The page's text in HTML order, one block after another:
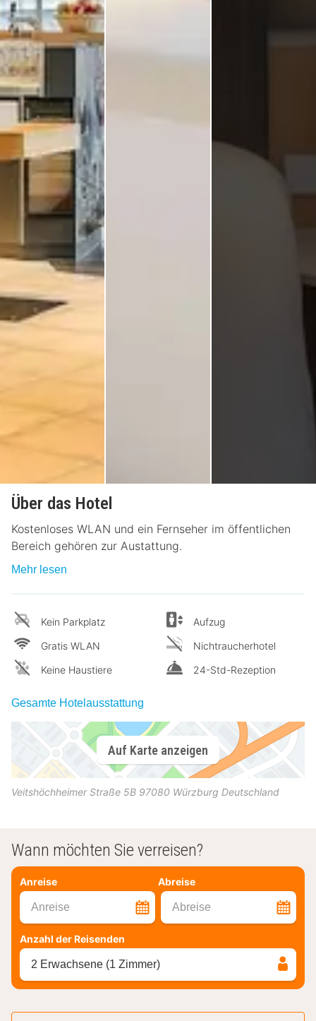
Über das Hotel
Kostenloses WLAN und ein Fernseher im öffentlichen
Bereich gehören zur Austattung.
Mehr lesen
Kein Parkplatz
Gratis WLAN
Keine Haustiere
Aufzug
Nichtraucherhotel
24-Std-Rezeption
Gesamte Hotelausstattung
Auf Karte anzeigen
Veitshöchheimer Straße 5B 97080 Würzburg Deutschland
Wann möchten Sie verreisen?
Anreise Abreise
Anreise Abreise
Anzahl der Reisenden
2 Erwachsene (1 Zimmer)